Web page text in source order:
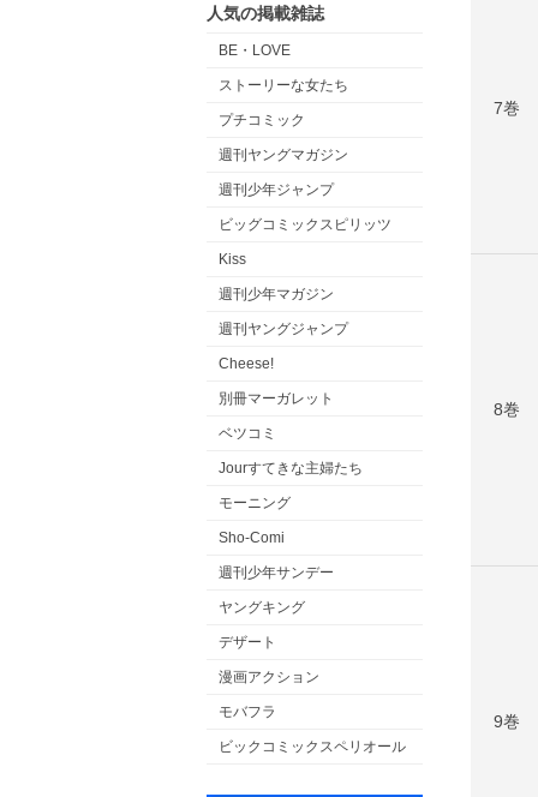
人気の掲載雑誌
BE・LOVE
ストーリーな女たち
プチコミック
週刊ヤングマガジン
週刊少年ジャンプ
ビッグコミックスピリッツ
Kiss
週刊少年マガジン
週刊ヤングジャンプ
Cheese!
別冊マーガレット
ベツコミ
Jourすてきな主婦たち
モーニング
Sho-Comi
週刊少年サンデー
ヤングキング
デザート
漫画アクション
モバフラ
ビックコミックスペリオール
7巻
8巻
9巻